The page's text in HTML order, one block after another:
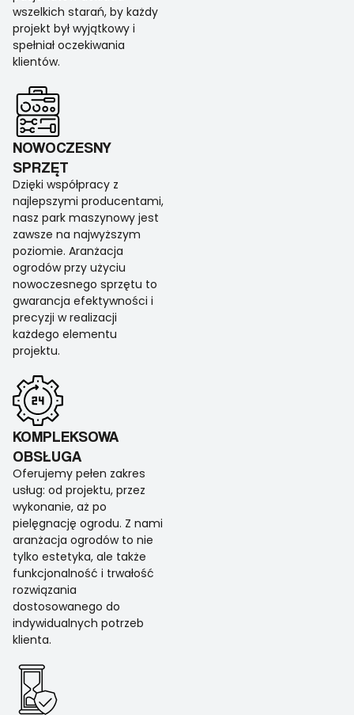
wszelkich starań, by każdy
projekt był wyjątkowy i
spełniał oczekiwania
klientów.
NOWOCZESNY
SPRZĘT
Dzięki współpracy z
najlepszymi producentami,
nasz park maszynowy jest
zawsze na najwyższym
poziomie. Aranżacja
ogrodów przy użyciu
nowoczesnego sprzętu to
gwarancja efektywności i
precyzji w realizacji
każdego elementu
projektu.
KOMPLEKSOWA
OBSŁUGA
Oferujemy pełen zakres
usług: od projektu, przez
wykonanie, aż po
pielęgnację ogrodu. Z nami
aranżacja ogrodów to nie
tylko estetyka, ale także
funkcjonalność i trwałość
rozwiązania
dostosowanego do
indywidualnych potrzeb
klienta.